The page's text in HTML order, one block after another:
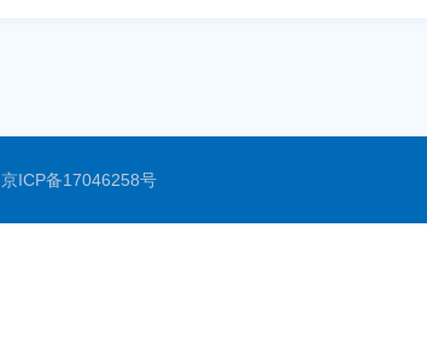
京ICP备17046258号